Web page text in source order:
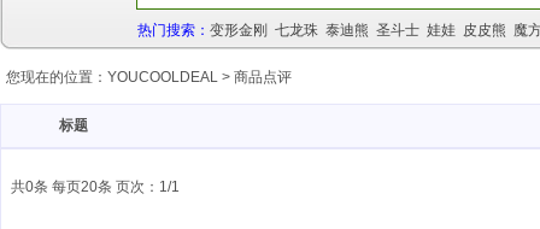
热门搜索： 变形金刚 七龙珠 泰迪熊 圣斗士 娃娃 皮皮熊 魔
您现在的位置： YOUCOOLDEAL > 商品点评
标题
共0条 每页20条 页次：1/1